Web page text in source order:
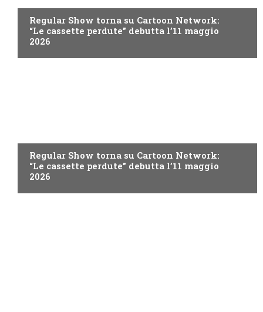
Regular Show torna su Cartoon Network:
“Le cassette perdute” debutta l’11 maggio
2026
Regular Show torna su Cartoon Network:
“Le cassette perdute” debutta l’11 maggio
2026